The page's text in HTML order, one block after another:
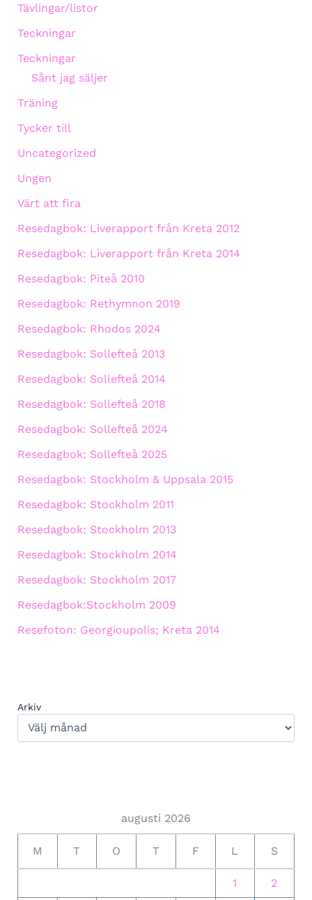
Tävlingar/listor
Teckningar
Teckningar
Sånt jag säljer
Träning
Tycker till
Uncategorized
Ungen
Värt att fira
Resedagbok: Liverapport från Kreta 2012
Resedagbok: Liverapport från Kreta 2014
Resedagbok: Piteå 2010
Resedagbok: Rethymnon 2019
Resedagbok: Rhodos 2024
Resedagbok: Sollefteå 2013
Resedagbok: Sollefteå 2014
Resedagbok: Sollefteå 2018
Resedagbok: Sollefteå 2024
Resedagbok: Sollefteå 2025
Resedagbok: Stockholm & Uppsala 2015
Resedagbok: Stockholm 2011
Resedagbok: Stockholm 2013
Resedagbok: Stockholm 2014
Resedagbok: Stockholm 2017
Resedagbok:Stockholm 2009
Resefoton: Georgioupolis; Kreta 2014
Arkiv
augusti 2026
M T O T F L S
1 2